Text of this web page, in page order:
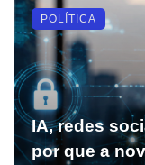
IA, redes
por que a
POLÍTICA